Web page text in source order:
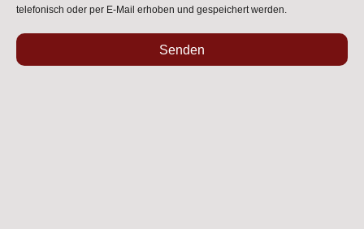
telefonisch oder per E-Mail erhoben und gespeichert werden.
Senden